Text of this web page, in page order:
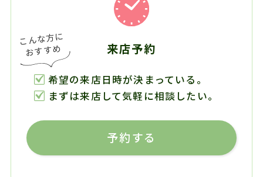
来店予約
希望の来店日時が決まっている。
まずは来店して気軽に相談したい。
予約する